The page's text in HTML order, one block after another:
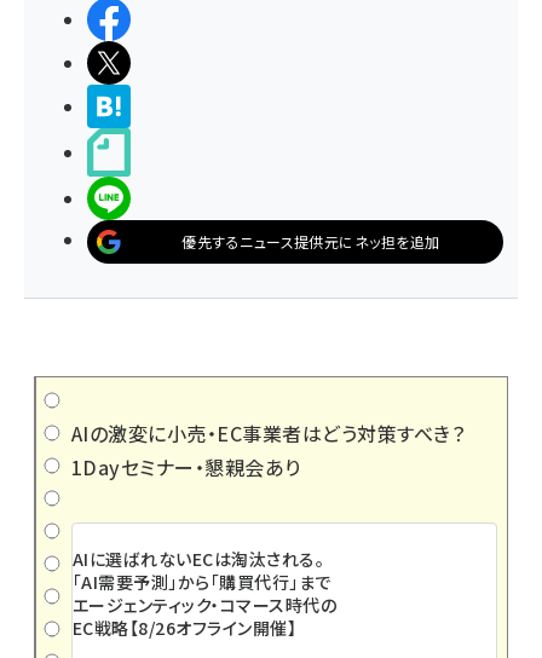
優先するニュース提供元にネッ担を追加
AIの激変に小売・EC事業者はどう対策すべき？
1Dayセミナー・懇親会あり
AIに選ばれないECは淘汰される。
「AI需要予測」から「購買代行」まで
エージェンティック・コマース時代の
EC戦略【8/26オフライン開催】